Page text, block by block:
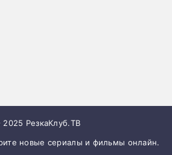
РезкаКлуб.ТВ
новые сериалы и фильмы онлайн.